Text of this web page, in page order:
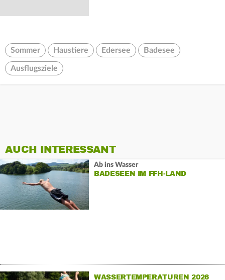
Sommer Haustiere Edersee Badesee
Ausflugsziele
AUCH INTERESSANT
Ab ins Wasser
BADESEEN IM FFH-LAND
WASSERTEMPERATUREN 2026